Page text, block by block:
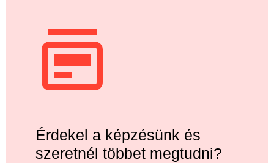
Érdekel a képzésünk és
szeretnél többet megtudni?